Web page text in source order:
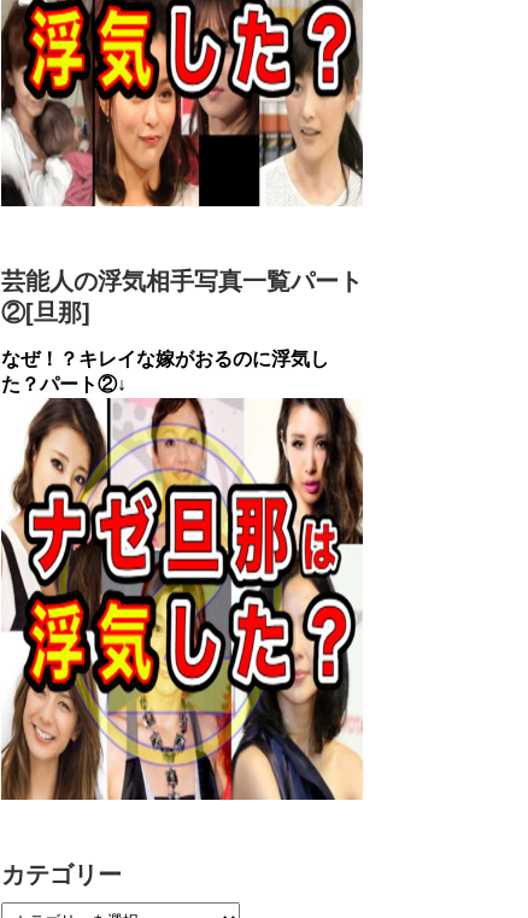
芸能人の浮気相手写真一覧パート
②[旦那]
なぜ！？キレイな嫁がおるのに浮気し
た？パート②↓
カテゴリー